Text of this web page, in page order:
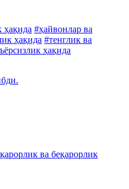
ҳақида #ҳайвонлар ва
ҳақида #тенглик ва
ҳақида
ва беқарорлик